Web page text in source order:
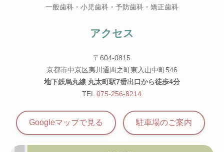
一般歯科・小児歯科・予防歯科・矯正歯科
アクセス
〒604-0815
京都市中京区夷川通間之町東入山中町546
地下鉄烏丸線 丸太町駅7番出口から徒歩4分
TEL075-256-8214
Googleマップで見る 駐車場のご案内